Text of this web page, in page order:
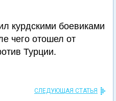
курдскими боевиками
чего отошел от
Турции.
СЛЕДУЮЩАЯ СТАТЬЯ